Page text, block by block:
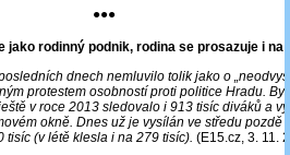
●●●
jako rodinný podnik, rodina se prosazuje i na
dnech nemluvilo tolik jako o
protestem osobností proti politice Hradu.
v roce 2013 sledovalo i 913 tisíc diváků a
okně. Dnes už je vysílán ve středu pozdě
(v létě klesla i na 279 tisíc). (E15.cz, 3. 11.